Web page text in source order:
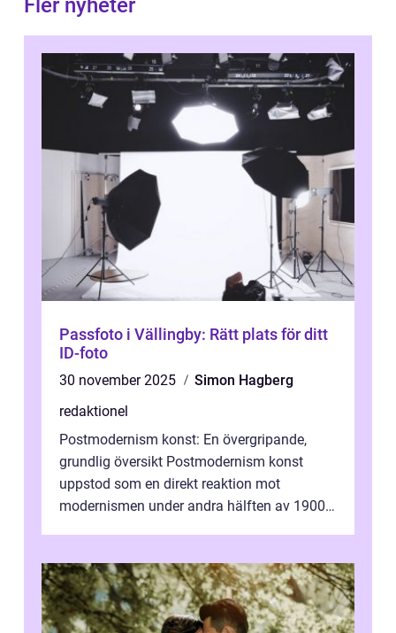
Fler nyheter
Passfoto i Vällingby: Rätt plats för ditt
ID-foto
30 november 2025
Simon Hagberg
redaktionel
Postmodernism konst: En övergripande,
grundlig översikt Postmodernism konst
uppstod som en direkt reaktion mot
modernismen under andra hälften av 1900-